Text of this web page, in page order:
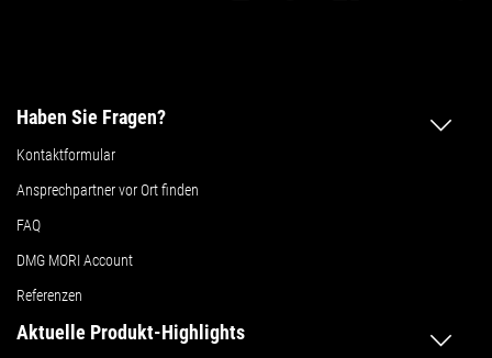
Haben Sie Fragen?
Kontaktformular
Ansprechpartner vor Ort finden
FAQ
DMG MORI Account
Referenzen
Aktuelle Produkt-Highlights